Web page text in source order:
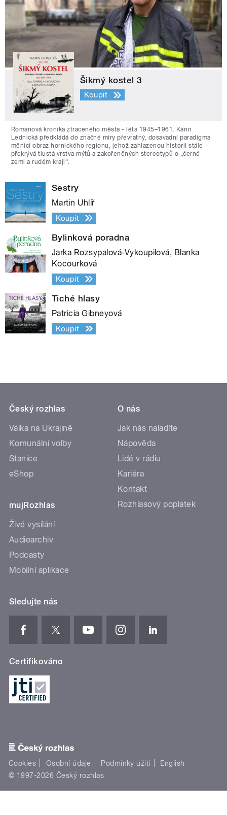
Šikmý kostel 3
Koupit
Románová kronika ztraceného města - léta 1945–1961. Karin
Lednická předkládá do značné míry převratný, dosavadní paradigma
měnící obraz hornického regionu, jehož zahlazenou historii stále
překrývá tlustá vrstva mýtů a zakořeněných stereotypů o „černé
zemi a rudém kraji“.
Sestry
Martin Uhlíř
Koupit
Bylinková poradna
Jarka Rozsypalová-Vykoupilová, Blanka
Kocourková
Koupit
Tiché hlasy
Patricia Gibneyová
Koupit
Český rozhlas
Válka na Ukrajině
Komunální volby
Stanice
eShop
mujRozhlas
Živé vysílání
Audioarchiv
Podcasty
Mobilní aplikace
O nás
Jak nás naladíte
Nápověda
Lidé v rádiu
Kariéra
Kontakt
Rozhlasový poplatek
Sledujte nás
Certifikováno
Cookies Osobní údaje Podmínky užití
English
© 1997-2026 Český rozhlas